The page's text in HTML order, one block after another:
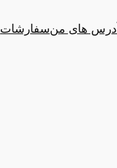
آدرس های منسفارشات